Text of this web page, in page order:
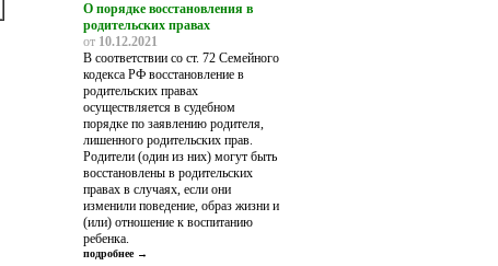
О порядке восстановления в
родительских правах
от 10.12.2021
В соответствии со ст. 72 Семейного
кодекса РФ восстановление в
родительских правах
осуществляется в судебном
порядке по заявлению родителя,
лишенного родительских прав.
Родители (один из них) могут быть
восстановлены в родительских
правах в случаях, если они
изменили поведение, образ жизни и
(или) отношение к воспитанию
ребенка.
подробнее →